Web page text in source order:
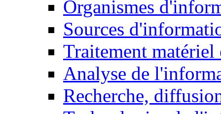
Organismes
Sources
Traitement matériel
Analyse de
Recherche,